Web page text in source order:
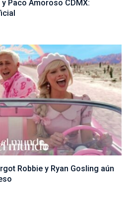
Paco Amoroso CDMX:
Robbie y Ryan Gosling aún